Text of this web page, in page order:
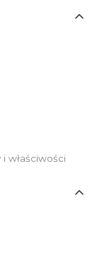
właściwości